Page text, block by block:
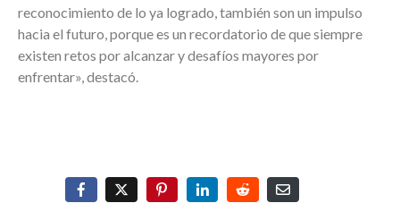
reconocimiento de lo ya logrado, también son un impulso
hacia el futuro, porque es un recordatorio de que siempre
existen retos por alcanzar y desafíos mayores por
enfrentar», destacó.